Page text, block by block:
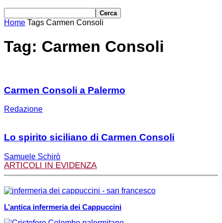
Home Tags Carmen Consoli
Tag: Carmen Consoli
Carmen Consoli a Palermo
Redazione
Lo spirito siciliano di Carmen Consoli
Samuele Schirò
ARTICOLI IN EVIDENZA
L’antica infermeria dei Cappuccini